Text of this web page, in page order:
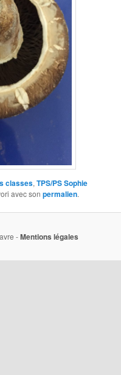
classes,TPS/PS Sophie
avec sonpermalien.
-Mentions légales